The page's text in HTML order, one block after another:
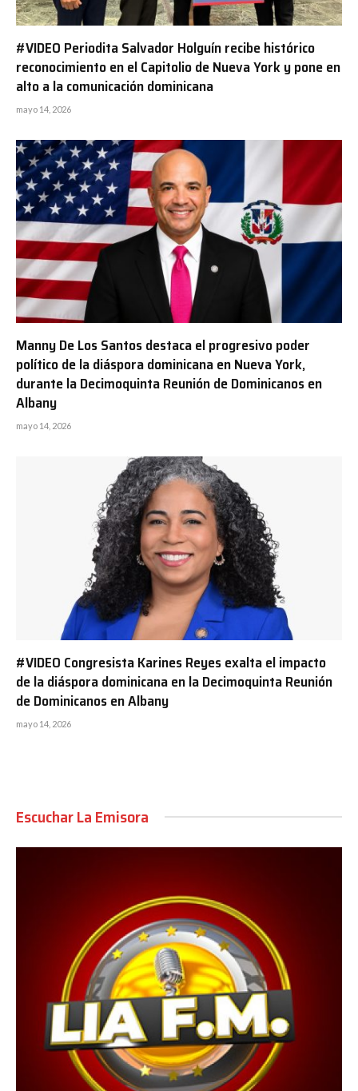
#VIDEO Periodita Salvador Holguín recibe histórico
reconocimiento en el Capitolio de Nueva York y pone en
alto a la comunicación dominicana
mayo 14, 2026
Manny De Los Santos destaca el progresivo poder
político de la diáspora dominicana en Nueva York,
durante la Decimoquinta Reunión de Dominicanos en
Albany
mayo 14, 2026
#VIDEO Congresista Karines Reyes exalta el impacto
de la diáspora dominicana en la Decimoquinta Reunión
de Dominicanos en Albany
mayo 14, 2026
Escuchar La Emisora